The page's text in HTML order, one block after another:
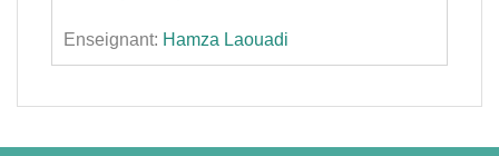
Enseignant: Hamza Laouadi